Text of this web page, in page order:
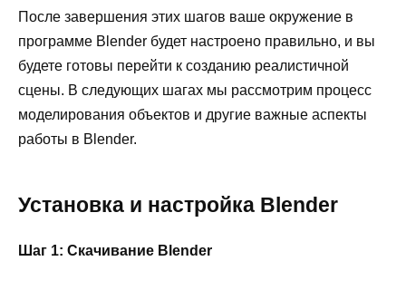
После завершения этих шагов ваше окружение в
программе Blender будет настроено правильно, и вы
будете готовы перейти к созданию реалистичной
сцены. В следующих шагах мы рассмотрим процесс
моделирования объектов и другие важные аспекты
работы в Blender.
Установка и настройка Blender
Шаг 1: Скачивание Blender